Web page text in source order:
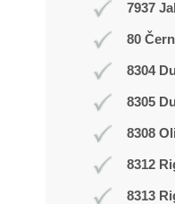
7937
80
8304
8305
8308
8312
8313